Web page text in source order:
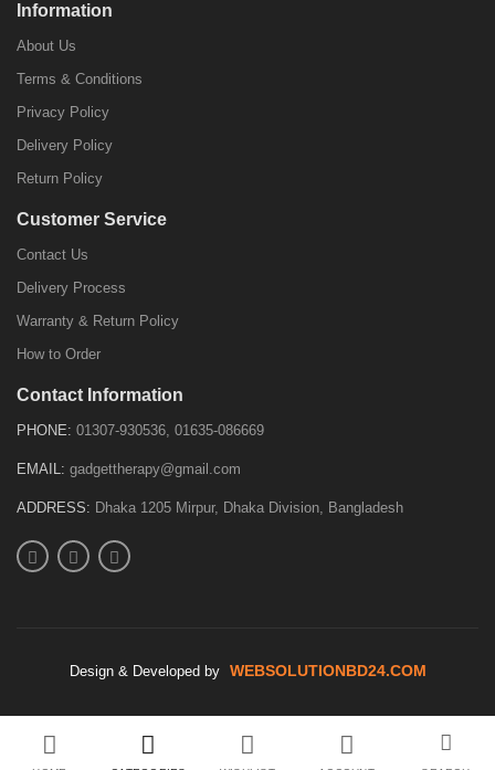
Information
About Us
Terms & Conditions
Privacy Policy
Delivery Policy
Return Policy
Customer Service
Contact Us
Delivery Process
Warranty & Return Policy
How to Order
Contact Information
PHONE: 01307-930536, 01635-086669
EMAIL: gadgettherapy@gmail.com
ADDRESS: Dhaka 1205 Mirpur, Dhaka Division, Bangladesh
Design & Developed by WEBSOLUTIONBD24.COM